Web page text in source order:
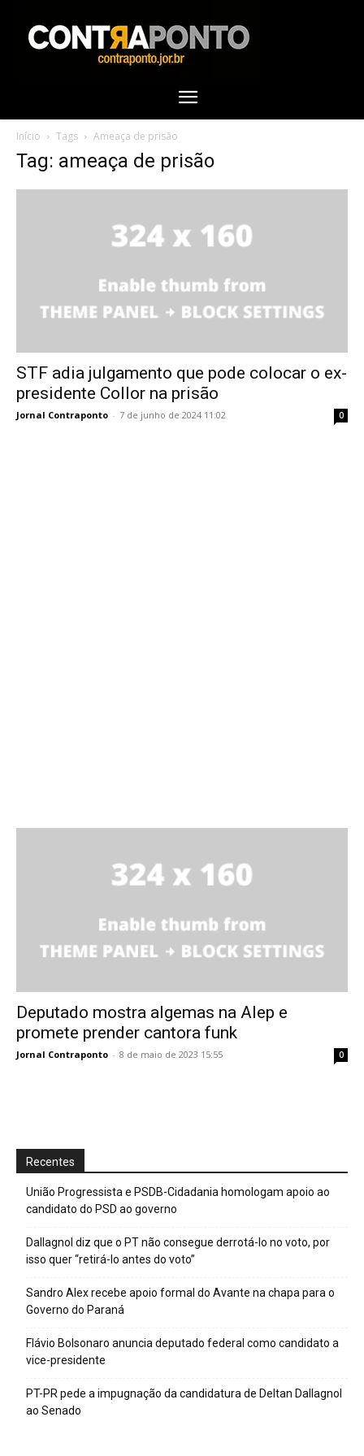
Início Tags Ameaça de prisão
Tag: ameaça de prisão
STF adia julgamento que pode colocar o ex-
presidente Collor na prisão
Jornal Contraponto - 7 de junho de 2024 11:02 0
Deputado mostra algemas na Alep e
promete prender cantora funk
Jornal Contraponto - 8 de maio de 2023 15:55 0
Recentes
União Progressista e PSDB-Cidadania homologam apoio ao
candidato do PSD ao governo
Dallagnol diz que o PT não consegue derrotá-lo no voto, por
isso quer “retirá-lo antes do voto”
Sandro Alex recebe apoio formal do Avante na chapa para o
Governo do Paraná
Flávio Bolsonaro anuncia deputado federal como candidato a
vice-presidente
PT-PR pede a impugnação da candidatura de Deltan Dallagnol
ao Senado